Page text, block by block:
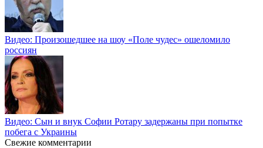
Видео: Произошедшее на шоу «Поле чудес» ошеломило
россиян
Видео: Сын и внук Софии Ротару задержаны при попытке
побега с Украины
Свежие комментарии